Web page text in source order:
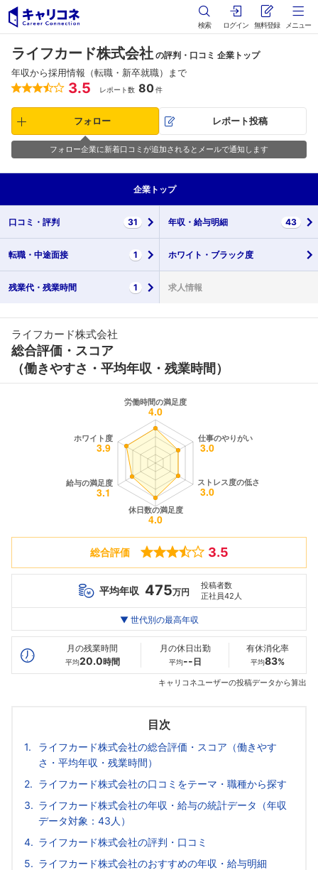
検索 ログイン 無料登録 メニュー
ライフカード株式会社 の評判・口コミ 企業トップ
年収から採用情報（転職・新卒就職）まで
3.5 レポート数 80件
フォロー レポート投稿
フォロー企業に新着口コミが追加されるとメールで通知します
企業 トップ
口コミ・ 評判 31 年収・ 給与明細 43
転職・ 中途面接 1 ホワイト・ ブラック度
残業代・ 残業時間 1 求人情報
ライフカード株式会社
総合評価・スコア
（働きやすさ・平均年収・残業時間）
総合評価 3.5
平均年収 475万円
投稿者数
正社員42人
最高年収
20代
529万
30代
864万
836万
▼ 世代別の最高年収
月の残業時間
平均20.0時間
月の休日出勤
平均-- 日
有休消化率
平均83%
キャリコネユーザーの投稿データから算出
目次
ライフカード株式会社の総合評価・スコア（働きやす
さ・平均年収・残業時間）
ライフカード株式会社の口コミをテーマ・職種から探す
ライフカード株式会社の年収・給与の統計データ（年収
データ対象：43人）
ライフカード株式会社の評判・口コミ
ライフカード株式会社のおすすめの年収・給与明細